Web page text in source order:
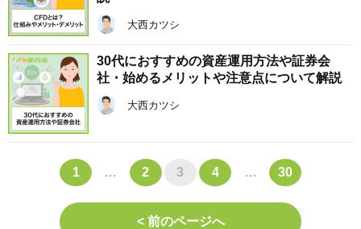
大西カツシ
30代におすすめの資産運用方法や証券会
社・始めるメリットや注意点について解説
大西カツシ
1 … 2 3 4 … 30
< 前のページへ